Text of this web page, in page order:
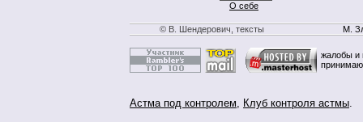
О себе
© В. Шендерович, тексты М.
жалобы и
Астма под контролем, Клуб контроля астмы.